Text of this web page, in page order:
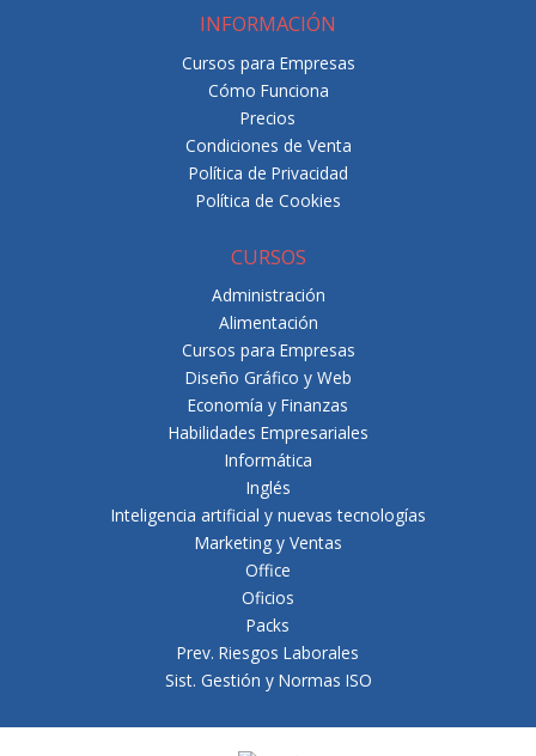
INFORMACIÓN
Cursos para Empresas
Cómo Funciona
Precios
Condiciones de Venta
Política de Privacidad
Política de Cookies
CURSOS
Administración
Alimentación
Cursos para Empresas
Diseño Gráfico y Web
Economía y Finanzas
Habilidades Empresariales
Informática
Inglés
Inteligencia artificial y nuevas tecnologías
Marketing y Ventas
Office
Oficios
Packs
Prev. Riesgos Laborales
Sist. Gestión y Normas ISO